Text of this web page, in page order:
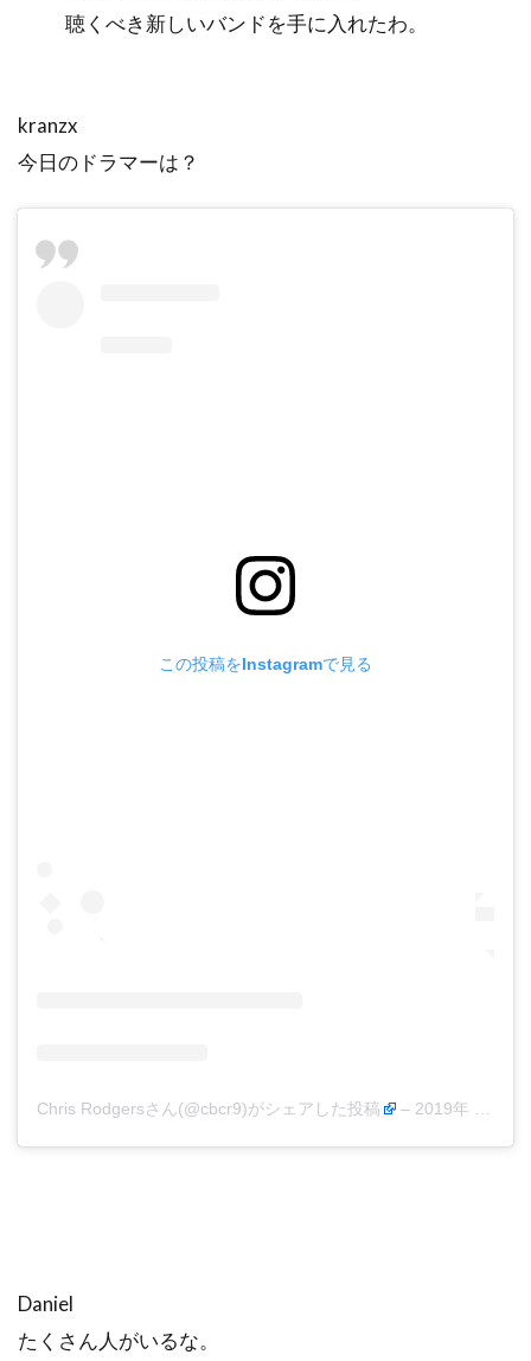
聴くべき新しいバンドを手に入れたわ。
kranzx
今日のドラマーは？
この投稿をInstagramで見る
Chris Rodgersさん(@cbcr9)がシェアした投稿 – 2019年 9月月20日午後1時01分PDT
Daniel
たくさん人がいるな。